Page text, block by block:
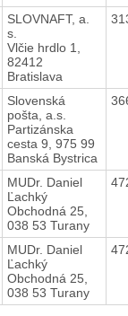
SLOVNAFT, a.
s.
Vlčie hrdlo 1,
82412
Bratislava
Slovenská
pošta, a.s.
Partizánska
cesta 9, 975 99
Banská Bystrica
MUDr. Daniel
Ľachký
Obchodná 25,
038 53 Turany
MUDr. Daniel
Ľachký
Obchodná 25,
038 53 Turany